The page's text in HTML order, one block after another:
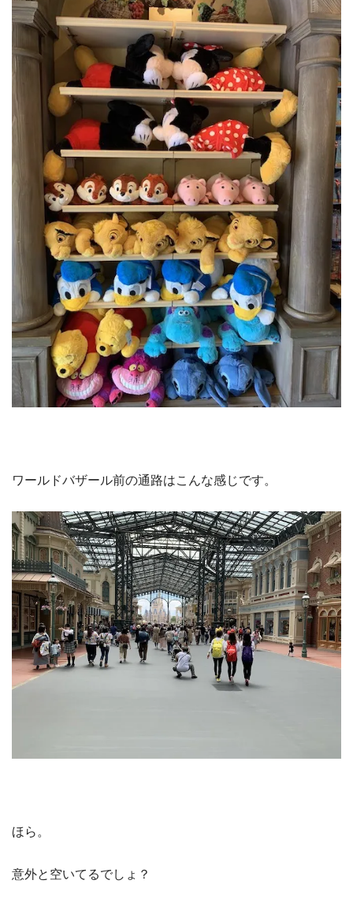
ワールドバザール前の通路はこんな感じです。
ほら。
意外と空いてるでしょ？